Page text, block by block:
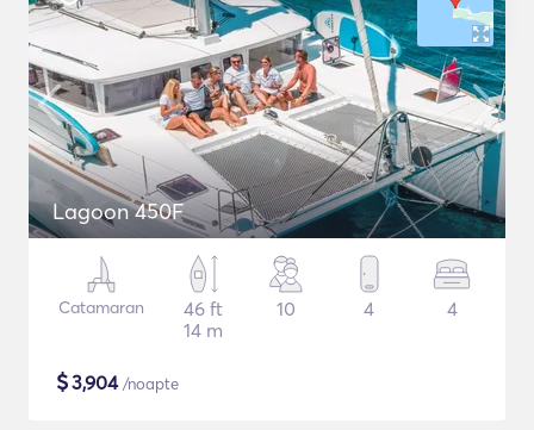
Lagoon 450F
Catamaran
46 ft
14 m
10 4 4
$3,904/noapte